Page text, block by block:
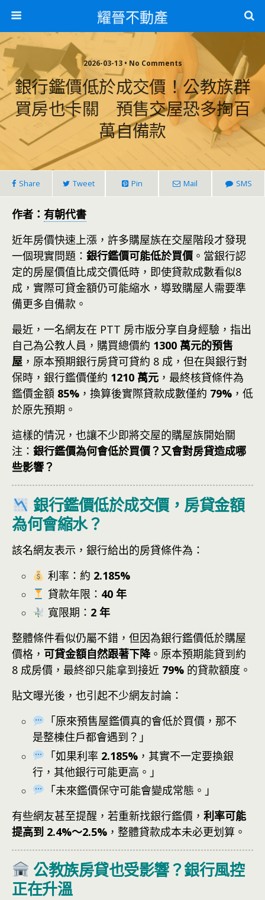
耀晉不動產
2026-03-13 • No Comments
銀行鑑價低於成交價！公教族群
買房也卡關 預售交屋恐多掏百
萬自備款
Share Tweet Pin Mail SMS
作者： 有朝代書
近年房價快速上漲，許多購屋族在交屋階段才發現
一個現實問題： 銀行鑑價可能低於買價 。當銀行認
定的房屋價值比成交價低時，即使貸款成數看似8
成，實際可貸金額仍可能縮水，導致購屋人需要準
備更多自備款。
最近，一名網友在 PTT 房市版分享自身經驗，指出
自己為公教人員，購買總價約 1300 萬元的預售
屋 ，原本預期銀行房貸可貸約 8 成，但在與銀行對
保時，銀行鑑價僅約 1210 萬元 ，最終核貸條件為
鑑價金額 85% ，換算後實際貸款成數僅約 79% ，低
於原先預期。
這樣的情況，也讓不少即將交屋的購屋族開始關
注： 銀行鑑價為何會低於買價？又會對房貸造成哪
些影響？
銀行鑑價低於成交價，房貸金額
為何會縮水？
該名網友表示，銀行給出的房貸條件為：
利率：約 2.185%
貸款年限： 40 年
寬限期： 2 年
整體條件看似仍屬不錯，但因為銀行鑑價低於購屋
價格， 可貸金額自然跟著下降。原本預期能貸到約
8 成房價，最終卻只能拿到接近 79% 的貸款額度。
貼文曝光後，也引起不少網友討論：
「原來預售屋鑑價真的會低於買價，那不
是整棟住戶都會遇到？」
「如果利率 2.185%，其實不一定要換銀
行，其他銀行可能更高。」
「未來鑑價保守可能會變成常態。」
有些網友甚至提醒，若重新找銀行鑑價， 利率可能
提高到 2.4%～2.5% ，整體貸款成本未必更划算。
公教族房貸也受影響？銀行風控
正在升溫